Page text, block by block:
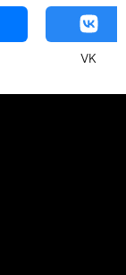
VK